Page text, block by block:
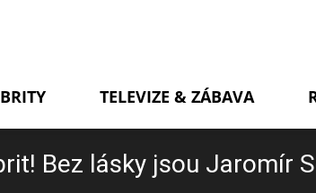
TELEVIZE & ZÁBAVA
Bez lásky jsou Jaromír